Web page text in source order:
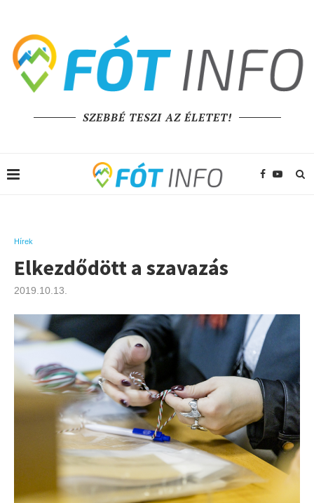
SZEBBÉ TESZI AZ ÉLETET!
Hírek
Elkezdődött a szavazás
2019.10.13.